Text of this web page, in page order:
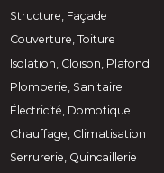
Structure, Façade
Couverture, Toiture
Isolation, Cloison, Plafond
Plomberie, Sanitaire
Électricité, Domotique
Chauffage, Climatisation
Serrurerie, Quincaillerie